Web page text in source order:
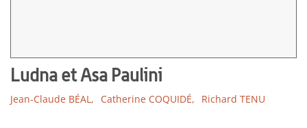
Ludna et Asa Paulini
Jean-Claude BÉAL, Catherine COQUIDÉ, Richard TENU